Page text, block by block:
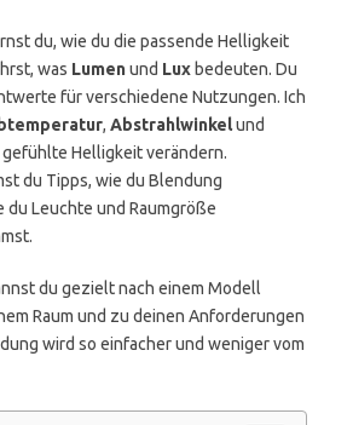
du, wie du die passende Helligkeit
was Lumenund Lux bedeuten. Du
für verschiedene Nutzungen. Ich
, Abstrahlwinkelund
gefühlte Helligkeit verändern.
du Tipps, wie du Blendung
du Leuchte und Raumgröße
du gezielt nach einem Modell
Raum und zu deinen Anforderungen
wird so einfacher und weniger vom